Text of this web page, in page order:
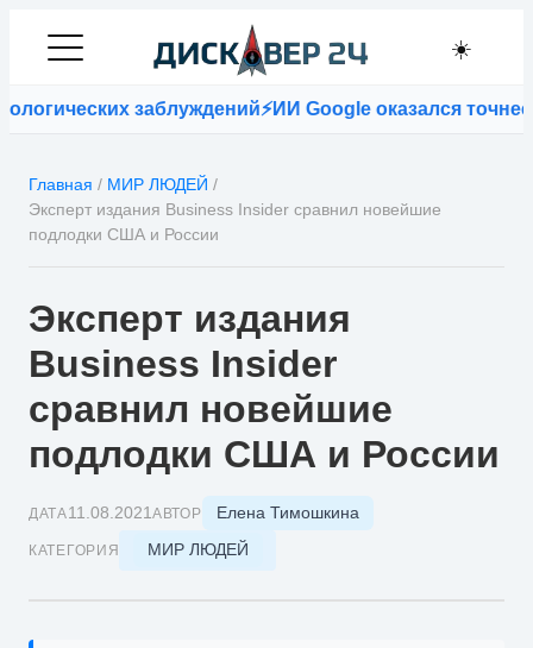
☀️
заблуждений⚡ИИ Google оказался точнее
Главная / МИР ЛЮДЕЙ /
Эксперт издания Business Insider сравнил новейшие
подлодки США и России
Эксперт издания
Business Insider
сравнил новейшие
подлодки США и России
ДАТА11.08.2021 АВТОР Елена Тимошкина
КАТЕГОРИЯ МИР ЛЮДЕЙ